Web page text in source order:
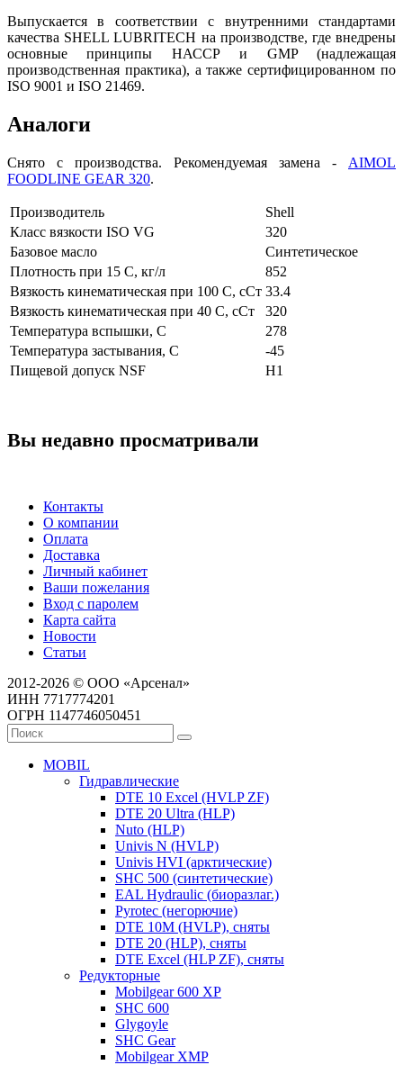
Выпускается в соответствии с внутренними стандартами
качества SHELL LUBRITECH на производстве, где внедрены
основные принципы НАССР и GMP (надлежащая
производственная практика), а также сертифицированном по
ISO 9001 и ISO 21469.
Аналоги
Снято с производства. Рекомендуемая замена - AIMOL
FOODLINE GEAR 320.
Производитель
Shell
Класс вязкости ISO VG
320
Базовое масло
Синтетическое
Плотность при 15 С, кг/л
852
Вязкость кинематическая при 100 С, сСт 33.4
Вязкость кинематическая при 40 С, сСт
320
Температура вспышки, С
278
Температура застывания, С
-45
Пищевой допуск NSF
H1
Вы недавно просматривали
Контакты
О компании
Оплата
Доставка
Личный кабинет
Ваши пожелания
Вход с паролем
Карта сайта
Новости
Статьи
2012-2026 © ООО «Арсенал»
ИНН 7717774201
ОГРН 1147746050451
MOBIL
Гидравлические
DTE 10 Excel (HVLP ZF)
DTE 20 Ultra (HLP)
Nuto (HLP)
Univis N (HVLP)
Univis HVI (арктические)
SHC 500 (синтетические)
EAL Hydraulic (биоразлаг.)
Pyrotec (негорючие)
DTE 10M (HVLP), сняты
DTE 20 (HLP), сняты
DTE Excel (HLP ZF), сняты
Редукторные
Mobilgear 600 XP
SHC 600
Glygoyle
SHC Gear
Mobilgear XMP